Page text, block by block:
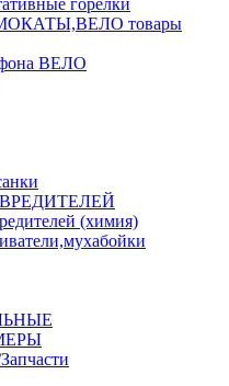
горелки
товары
ВЕЛО
(химия)